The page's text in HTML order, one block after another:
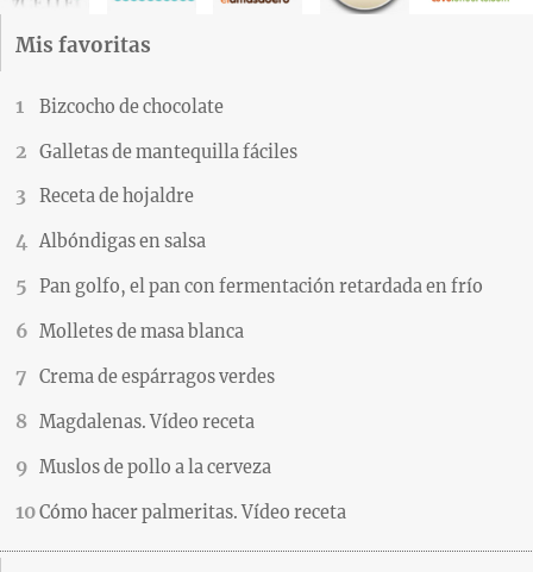
Mis favoritas
Bizcocho de chocolate
Galletas de mantequilla fáciles
Receta de hojaldre
Albóndigas en salsa
Pan golfo, el pan con fermentación retardada en frío
Molletes de masa blanca
Crema de espárragos verdes
Magdalenas. Vídeo receta
Muslos de pollo a la cerveza
Cómo hacer palmeritas. Vídeo receta